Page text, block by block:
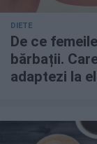
DIETE
De ce
bărbații.
adaptezi la